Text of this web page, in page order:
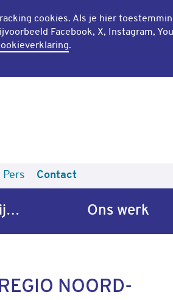
cookies. Als je hier
Facebook, X, Instagram,
.
Pers Contact
Ons werk
NOORD-